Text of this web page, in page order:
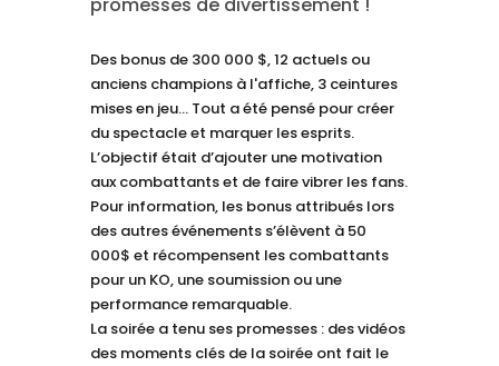
promesses de divertissement !
Des bonus de 300 000 $, 12 actuels ou
anciens champions à l'affiche, 3 ceintures
mises en jeu… Tout a été pensé pour créer
du spectacle et marquer les esprits.
L’objectif était d’ajouter une motivation
aux combattants et de faire vibrer les fans.
Pour information, les bonus attribués lors
des autres événements s’élèvent à 50
000$ et récompensent les combattants
pour un KO, une soumission ou une
performance remarquable.
La soirée a tenu ses promesses : des vidéos
des moments clés de la soirée ont fait le